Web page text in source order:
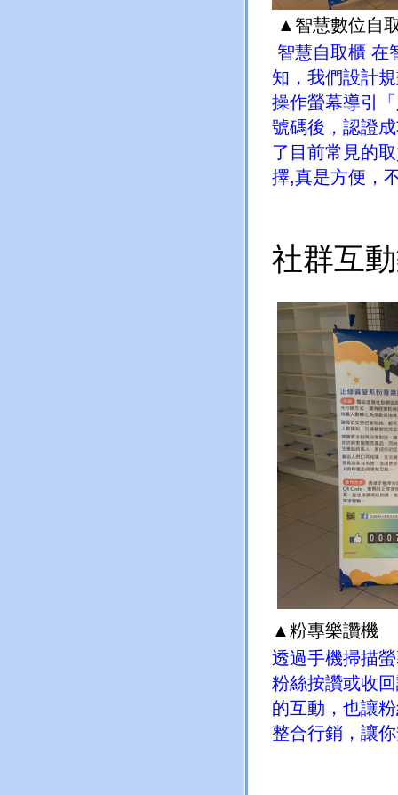
▲智慧數位自
智慧自取櫃 在
知，我們設計
操作螢幕導引
號碼後，認證
了目前常見的
擇,真是方便，
社群互
▲粉專樂讚機
透過手機掃描
粉絲按讚或收
的互動，也讓
整合行銷，讓